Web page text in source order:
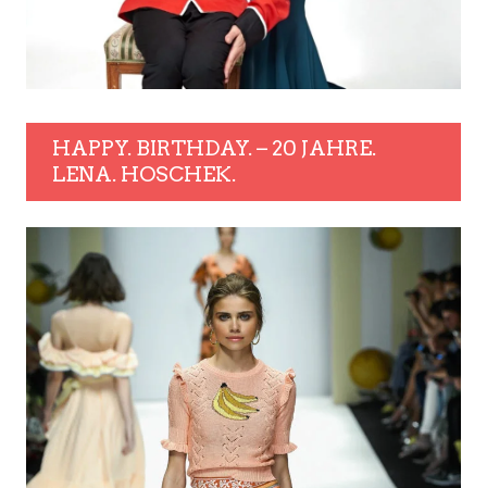
HAPPY. BIRTHDAY. – 20 JAHRE.
LENA. HOSCHEK.